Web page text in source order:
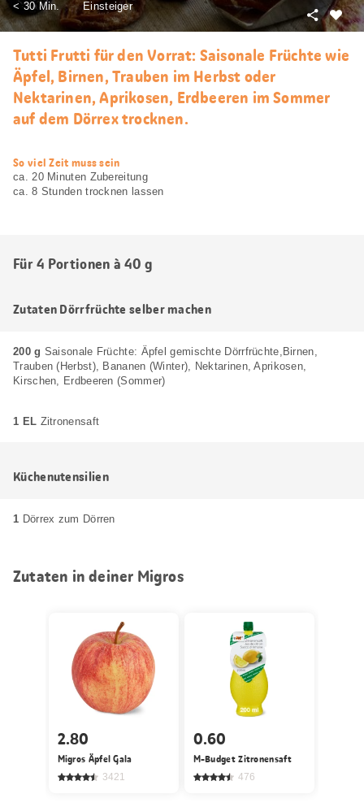
< 30 Min.
Einsteiger
Als
Teilen
Tutti Frutti für den Vorrat: Saisonale Früchte wie
Äpfel, Birnen, Trauben im Herbst oder
Nektarinen, Aprikosen, Erdbeeren im Sommer
auf dem Dörrex trocknen.
web.recipe.accessibilityTitle
So viel Zeit muss sein
ca. 20 Minuten Zubereitung
ca. 8 Stunden trocknen lassen
Für 4 Portionen à 40 g
Zutaten Dörrfrüchte selber machen
200 g Saisonale Früchte: Äpfel gemischte Dörrfrüchte,Birnen,
Trauben (Herbst), Bananen (Winter), Nektarinen, Aprikosen,
Kirschen, Erdbeeren (Sommer)
1 EL Zitronensaft
Küchenutensilien
1 Dörrex zum Dörren
Zutaten in deiner Migros
2.80
Migros Äpfel Gala
3421
0.60
M-Budget Zitronensaft
476